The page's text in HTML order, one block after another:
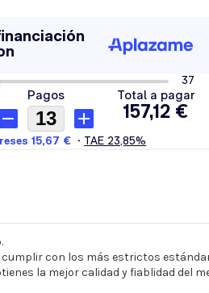
con los más estrictos
la mejor calidad y fiablidad del